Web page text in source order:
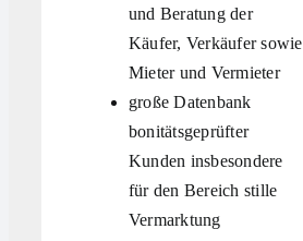
und Beratung der
Käufer, Verkäufer sowie
Mieter und Vermieter
große Datenbank
bonitätsgeprüfter
Kunden insbesondere
für den Bereich stille
Vermarktung